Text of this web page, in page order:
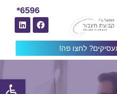
לחצו פה!
6596*